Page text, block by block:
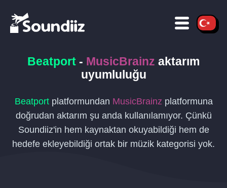
Beatport - MusicBrainz aktarım
uyumluluğu
Beatportplatformundan MusicBrainz platformuna
doğrudan aktarım şu anda kullanılamıyor. Çünkü
Soundiiz'in hem kaynaktan okuyabildiği hem de
hedefe ekleyebildiği ortak bir müzik kategorisi yok.